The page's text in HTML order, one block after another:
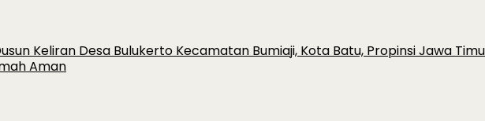
Keliran Desa Bulukerto Kecamatan Bumiaji, Kota Batu, Propinsi Jawa
Aman